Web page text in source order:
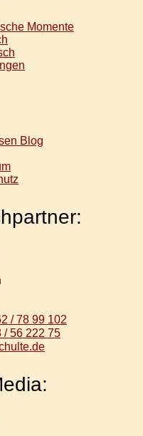
Momente
Blog
/ 78 99 102
/ 56 222 75